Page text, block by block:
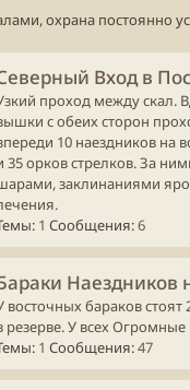
охрана постоянно
Вход в
проход между скал.
с обеих сторон
10 наездников на
35 орков стрелков. За
заклинаниями
1 Сообщения 6
Наездников
восточных бараков стоят
резерве. У всех
1 Сообщения 47